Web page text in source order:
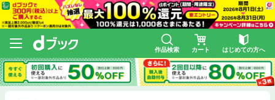
作品検索 カート はじめての方へ